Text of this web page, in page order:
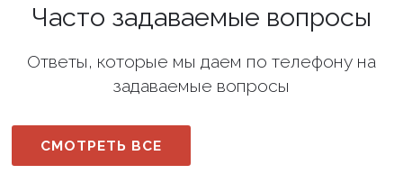
Часто задаваемые вопросы
Ответы, которые мы даем по телефону на
задаваемые вопросы
СМОТРЕТЬ ВСЕ